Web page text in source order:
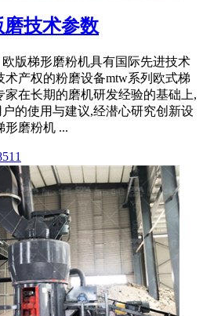
技术参数
版梯形磨粉机具有国际先进技术
术产权的粉磨设备mtw系列欧式梯
家在长期的磨机研发经验的基础上,
的使用与建议,经潜心研究创新设
形磨粉机 ...